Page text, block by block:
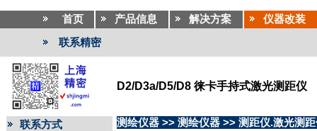
首页 产品信息 解决方案 仪器改装
联系精密
D2/D3a/D5/D8 徕卡手持式激光测距仪
联系方式
测绘仪器 >> 测绘仪器 >> 测距仪.激光测